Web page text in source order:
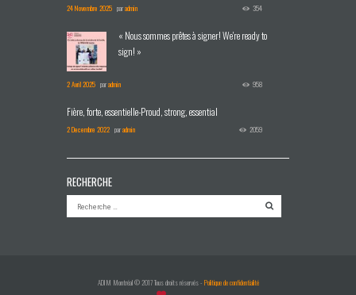
24 Novembre 2025 paradmin 354
« Nous sommes prêtes à signer! We're ready to
sign! »
2 Avril 2025 paradmin 958
Fière, forte, essentielle-Proud, strong, essential
2 Decembre 2022 paradmin 2059
RECHERCHE
ADIM Montréal © 2017 Tous droits réservés - Politique de confidentialité